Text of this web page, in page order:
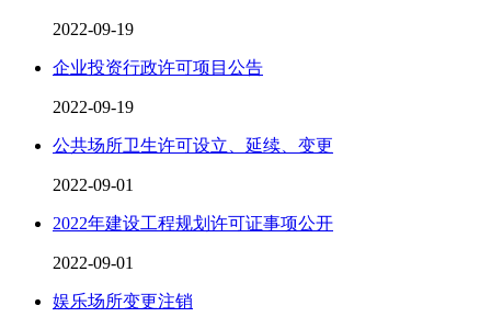
2022-09-19
企业投资行政许可项目公告
2022-09-19
公共场所卫生许可设立、延续、变更
2022-09-01
2022年建设工程规划许可证事项公开
2022-09-01
娱乐场所变更注销